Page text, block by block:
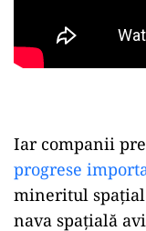
Iar companii
progrese
mineritul spațial
nava spațială